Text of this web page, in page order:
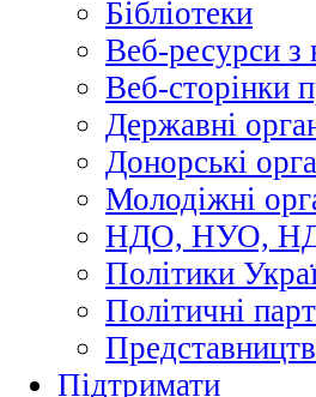
Бібліотеки
Веб-ресурси з
Веб-сторінки
Державні
Донорські
Молодіжні
НДО, НУО,
Політики
Політичні
Підтримати